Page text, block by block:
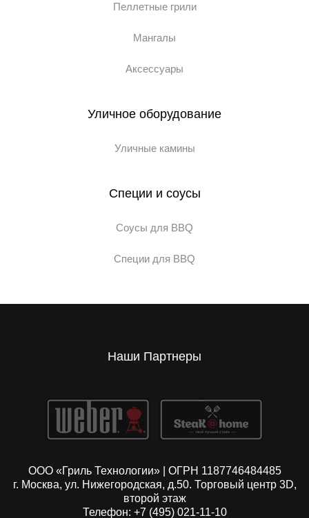
Пеллетные грили
Мангалы
Аксессуары
Уличное оборудование
Уличные камины
Специи и соусы
Соусы для BBQ
Специи для BBQ
Наши Партнеры
ООО «Гриль Технологии» | ОГРН 1187746484485
г. Москва, ул. Нижегородская, д.50. Торговый центр 3D,
второй этаж
Телефон: +7 (495) 021-11-10